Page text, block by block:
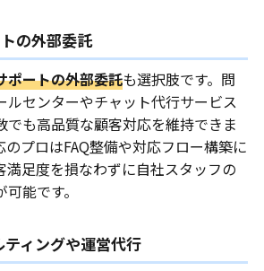
の外部委託
ポートの外部委託も選択肢です。問
ルセンターやチャット代行サービス
でも高品質な顧客対応を維持できま
プロはFAQ整備や対応フロー構築に
満足度を損なわずに自社スタッフの
能です。
ィングや運営代行